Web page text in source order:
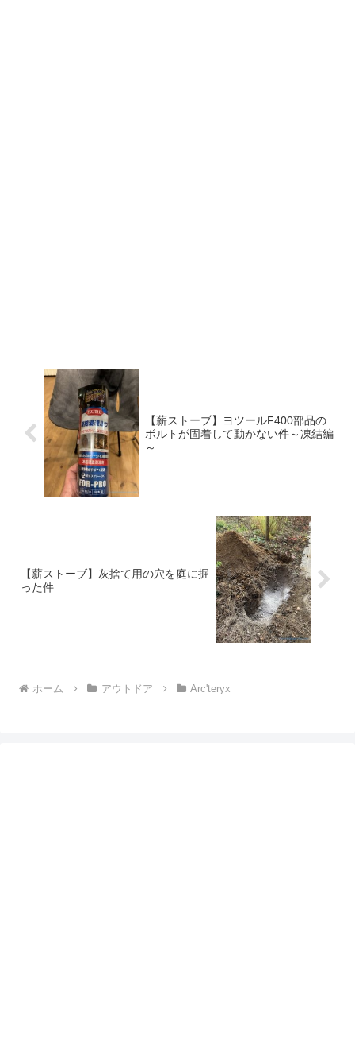
【薪ストーブ】ヨツールF400部品の
ボルトが固着して動かない件～凍結編
～
【薪ストーブ】灰捨て用の穴を庭に掘
った件
ホーム アウトドア Arc'teryx